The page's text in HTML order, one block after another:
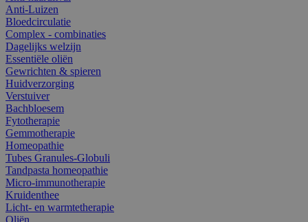
Anti-Luizen
Bloedcirculatie
Complex - combinaties
Dagelijks welzijn
Essentiële oliën
Gewrichten & spieren
Huidverzorging
Verstuiver
Bachbloesem
Fytotherapie
Gemmotherapie
Homeopathie
Tubes Granules-Globuli
Tandpasta homeopathie
Micro-immunotherapie
Kruidenthee
Licht- en warmtetherapie
Oliën